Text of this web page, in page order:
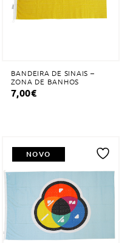
BANDEIRA DE SINAIS –
ZONA DE BANHOS
7,00€
NOVO